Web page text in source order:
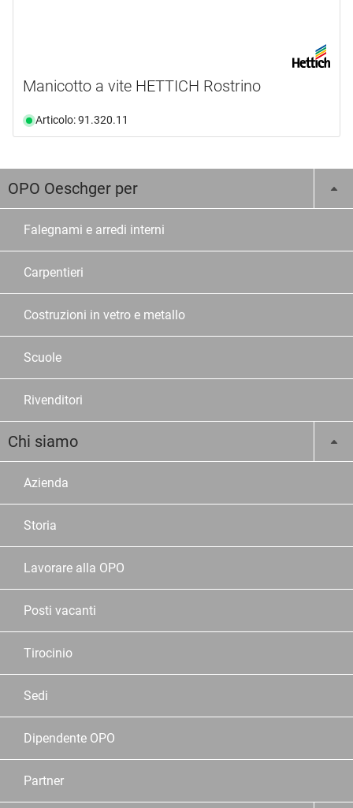
Manicotto a vite HETTICH Rostrino
Articolo: 91.320.11
OPO Oeschger per
Falegnami e arredi interni
Carpentieri
Costruzioni in vetro e metallo
Scuole
Rivenditori
Chi siamo
Azienda
Storia
Lavorare alla OPO
Posti vacanti
Tirocinio
Sedi
Dipendente OPO
Partner